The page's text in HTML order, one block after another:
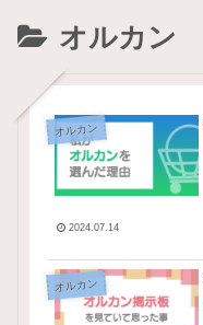
オルカン
オルカン
2024.07.14
オルカン